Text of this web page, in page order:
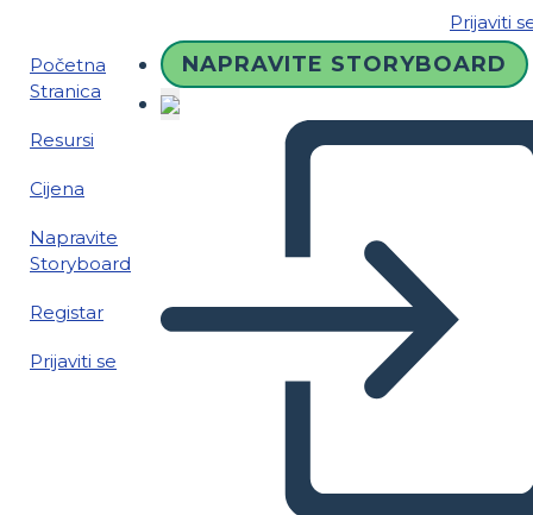
Prijaviti
Početna
Stranica
Resursi
Cijena
Napravite
Storyboard
Registar
Prijaviti se
NAPRAVITE STORYBOARD